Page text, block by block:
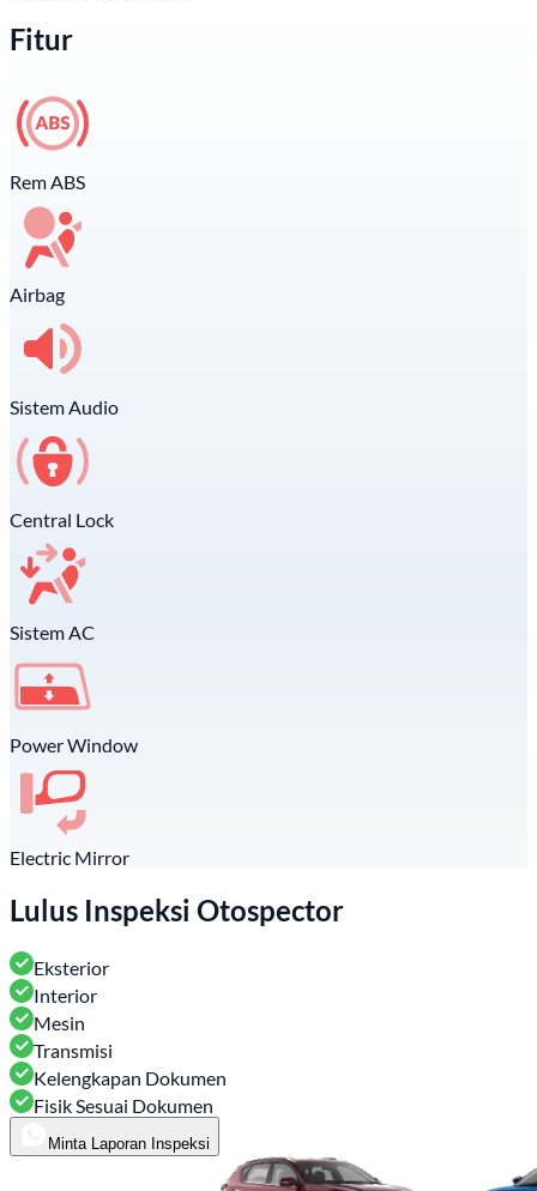
Fitur
Rem ABS
Airbag
Sistem Audio
Central Lock
Sistem AC
Power Window
Electric Mirror
Lulus Inspeksi Otospector
Eksterior
Interior
Mesin
Transmisi
Kelengkapan Dokumen
Fisik Sesuai Dokumen
Minta Laporan Inspeksi